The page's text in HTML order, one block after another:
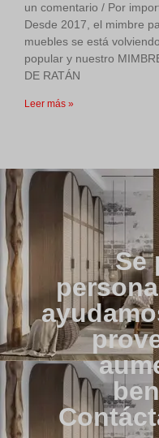
un comentario / Por
Desde 2017, el mimbre
muebles se está volviendo
popular y nuestro
DE RATÁN
Leer más »
Se